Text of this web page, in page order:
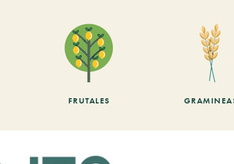
FRUTALES